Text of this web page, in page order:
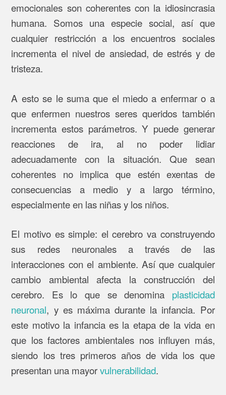
emocionales son coherentes con la idiosincrasia
humana. Somos una especie social, así que
cualquier restricción a los encuentros sociales
incrementa el nivel de ansiedad, de estrés y de
tristeza.
A esto se le suma que el miedo a enfermar o a
que enfermen nuestros seres queridos también
incrementa estos parámetros. Y puede generar
reacciones de ira, al no poder lidiar
adecuadamente con la situación. Que sean
coherentes no implica que estén exentas de
consecuencias a medio y a largo término,
especialmente en las niñas y los niños.
El motivo es simple: el cerebro va construyendo
sus redes neuronales a través de las
interacciones con el ambiente. Así que cualquier
cambio ambiental afecta la construcción del
cerebro. Es lo que se denomina plasticidad
neuronal, y es máxima durante la infancia. Por
este motivo la infancia es la etapa de la vida en
que los factores ambientales nos influyen más,
siendo los tres primeros años de vida los que
presentan una mayorvulnerabilidad.